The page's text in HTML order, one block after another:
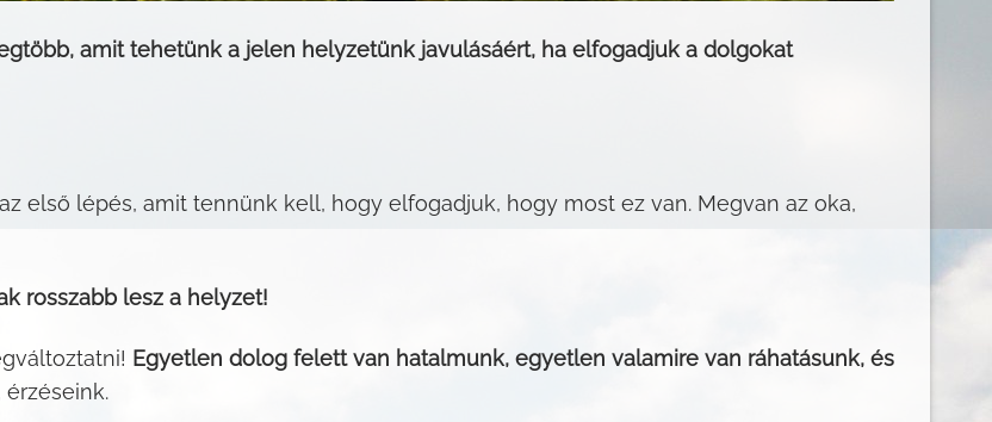
amit tehetünk a jelen helyzetünk javulásáért, ha elfogadjuk a dolgokat
első lépés, amit tennünk kell, hogy elfogadjuk, hogy most ez van. Megvan az oka,
rosszabb lesz a helyzet!
Egyetlen dolog felett van hatalmunk, egyetlen valamire van ráhatásunk, és
érzéseink.